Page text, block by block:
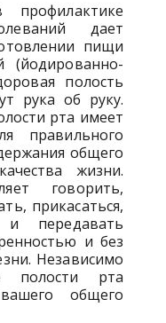
дает
пищи
(йодированно-
полость
рука об руку.
рта имеет
правильного
общего
жизни.
говорить,
прикасаться,
и передавать
и без
Независимо
полости рта
общего